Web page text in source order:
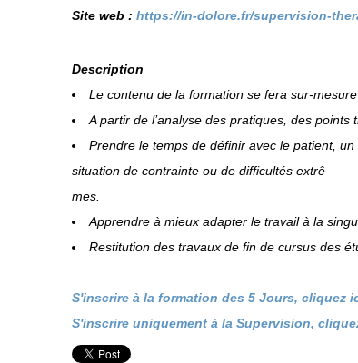
Site web : https://in-dolore.fr/supervision-
Description
Le contenu de la formation se fera sur-
A partir de l’analyse des pratiques, des
Prendre le temps de définir avec le patient,
situation de contrainte ou de difficultés extrê
mes.
Apprendre à mieux adapter le travail à la
Restitution des travaux de fin de cursus des
S'inscrire à la formation des 5 Jours, cliquez
S'inscrire uniquement à la Supervision,